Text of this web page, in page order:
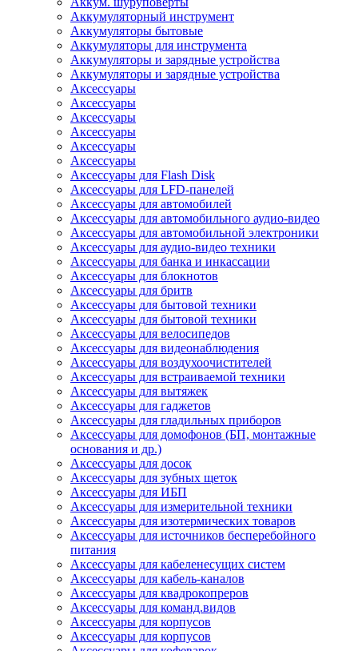
Аккумуляторный инструмент
Аккумуляторы бытовые
Аккумуляторы для инструмента
Аккумуляторы и зарядные устройства
Аккумуляторы и зарядные устройства
Аксессуары
Аксессуары
Аксессуары
Аксессуары
Аксессуары
Аксессуары
Аксессуары для Flash Disk
Аксессуары для LFD-панелей
Аксессуары для автомобилей
Аксессуары для автомобильного аудио-видео
Аксессуары для автомобильной электроники
Аксессуары для аудио-видео техники
Аксессуары для банка и инкассации
Аксессуары для блокнотов
Аксессуары для бритв
Аксессуары для бытовой техники
Аксессуары для бытовой техники
Аксессуары для велосипедов
Аксессуары для видеонаблюдения
Аксессуары для воздухоочистителей
Аксессуары для встраиваемой техники
Аксессуары для вытяжек
Аксессуары для гаджетов
Аксессуары для гладильных приборов
Аксессуары для домофонов (БП, монтажные
основания и др.)
Аксессуары для досок
Аксессуары для зубных щеток
Аксессуары для ИБП
Аксессуары для измерительной техники
Аксессуары для изотермических товаров
Аксессуары для источников бесперебойного
питания
Аксессуары для кабеленесущих систем
Аксессуары для кабель-каналов
Аксессуары для квадрокопреров
Аксессуары для команд.видов
Аксессуары для корпусов
Аксессуары для корпусов